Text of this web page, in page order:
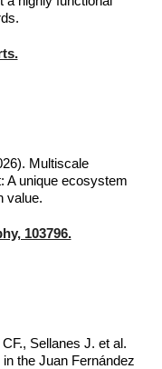
Multiscale
A unique ecosystem
value.
103796.
Sellanes J. et al.
the Juan Fernández